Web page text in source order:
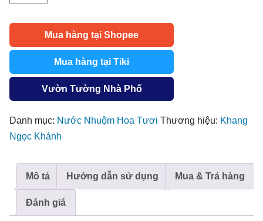
Nhuộm
Hoa
Đỏ
Tươi
10
-
Công
Màu
Mua hàng tại Shopee
Mua hàng tại Tiki
Vườn Tường Nhà Phố
Danh mục: Nước Nhuộm Hoa Tươi Thương hiệu: Khang
Ngọc Khánh
Mô tả Hướng dẫn sử dụng Mua & Trả hàng
Đánh giá